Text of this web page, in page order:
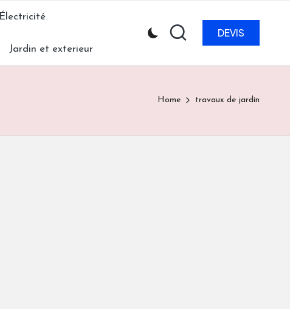
Électricité
Jardin et exterieur
DEVIS
Home travaux de jardin